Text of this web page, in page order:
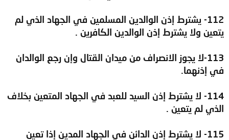
112- يشترط إذن الوالدين المسلمين في الجهاد الذي لم
يتعين ولا يشترط إذن الوالدين الكافرين .
113-لا يجوز الانصراف من ميدان القتال وإن رجع الوالدان
في إذنهما.
114- لا يشترط إذن السيد للعبد في الجهاد المتعين بخلاف
الذي لم يتعين .
115- لا يشترط إذن الدائن في الجهاد المدين إذا تعين